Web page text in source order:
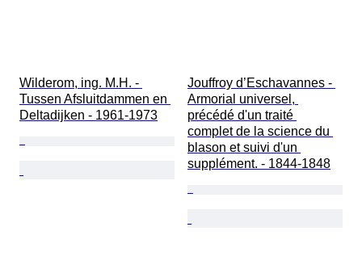
Wilderom, ing. M.H. -
Tussen Afsluitdammen en
Deltadijken - 1961-1973
Jouffroy d’Eschavannes -
Armorial universel,
précédé d'un traité
complet de la science du
blason et suivi d'un
supplément. - 1844-1848